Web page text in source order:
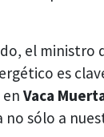
el
es
Vaca
sólo a